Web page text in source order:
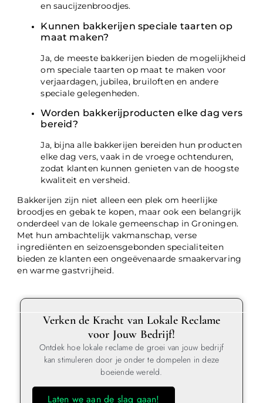
en saucijzenbroodjes.
Kunnen bakkerijen speciale taarten op
maat maken?
Ja, de meeste bakkerijen bieden de mogelijkheid
om speciale taarten op maat te maken voor
verjaardagen, jubilea, bruiloften en andere
speciale gelegenheden.
Worden bakkerijproducten elke dag vers
bereid?
Ja, bijna alle bakkerijen bereiden hun producten
elke dag vers, vaak in de vroege ochtenduren,
zodat klanten kunnen genieten van de hoogste
kwaliteit en versheid.
Bakkerijen zijn niet alleen een plek om heerlijke
broodjes en gebak te kopen, maar ook een belangrijk
onderdeel van de lokale gemeenschap in Groningen.
Met hun ambachtelijk vakmanschap, verse
ingrediënten en seizoensgebonden specialiteiten
bieden ze klanten een ongeëvenaarde smaakervaring
en warme gastvrijheid.
Verken de Kracht van Lokale Reclame
voor Jouw Bedrijf!
Ontdek hoe lokale reclame de groei van jouw bedrijf
kan stimuleren door je onder te dompelen in deze
boeiende wereld.
Laten we aan de slag gaan!